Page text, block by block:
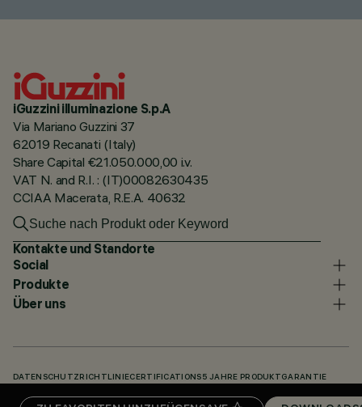
iGuzzini illuminazione S.p.A
Via Mariano Guzzini 37
62019 Recanati (Italy)
Share Capital €21.050.000,00 i.v.
VAT N. and R.I. : (IT)00082630435
CCIAA Macerata, R.E.A. 40632
Kontakte und Standorte
Social
Produkte
Über uns
DATENSCHUTZRICHTLINIECERTIFICATIONS 5 JAHRE PRODUKTGARANTIE